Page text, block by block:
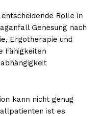
Rolle in
Genesung nach
Ergotherapie und
Fähigkeiten
kann nicht genug
ist es